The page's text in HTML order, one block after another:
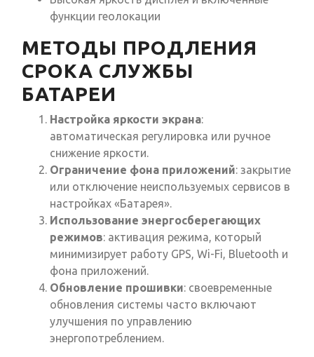
функции геолокации
МЕТОДЫ ПРОДЛЕНИЯ
СРОКА СЛУЖБЫ
БАТАРЕИ
Настройка яркости экрана:
автоматическая регулировка или ручное
снижение яркости.
Ограничение фона приложений: закрытие
или отключение неиспользуемых сервисов в
настройках «Батарея».
Использование энергосберегающих
режимов: активация режима, который
минимизирует работу GPS, Wi-Fi, Bluetooth и
фона приложений.
Обновление прошивки: своевременные
обновления системы часто включают
улучшения по управлению
энергопотреблением.